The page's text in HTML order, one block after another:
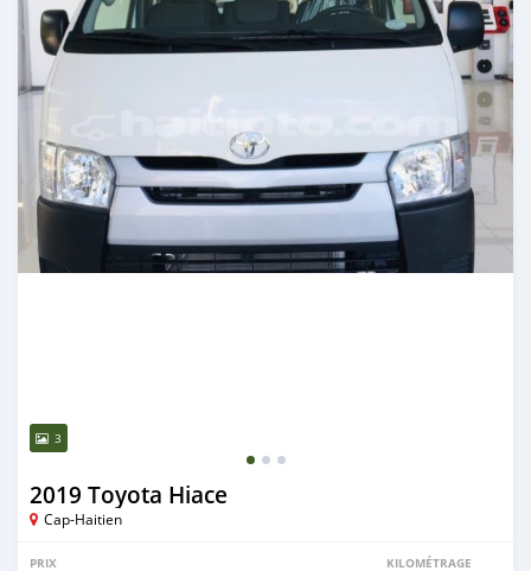
3
2019 Toyota Hiace
Cap-Haitien
PRIX KILOMÉTRAGE